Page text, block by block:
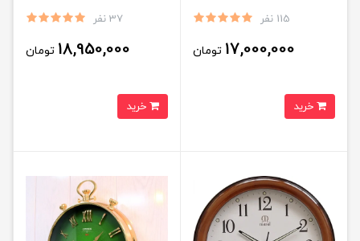
115 نفر
17,000,000 تومان
37 نفر
18,950,000 تومان